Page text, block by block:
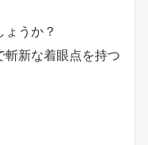
うか？
斬新な着眼点を持つ